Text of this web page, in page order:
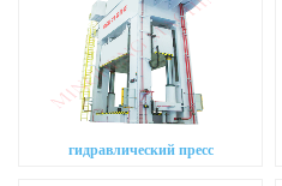
гидравлический пресс